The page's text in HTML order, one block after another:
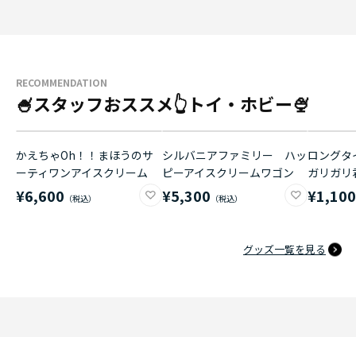
RECOMMENDATION
🍧スタッフおススメ👆トイ・ホビー🍨
かえちゃOh！！まほうのサ
ーティワンアイスクリーム
¥6,600
シルバニアファミリー ハッ
ピーアイスクリームワゴン
¥5,300
ロング
ガリガ
¥1,100
グッズ一覧を見る